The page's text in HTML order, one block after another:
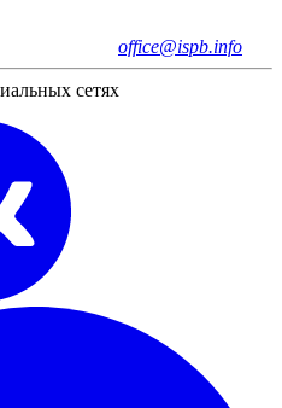
office@ispb.info
сетях